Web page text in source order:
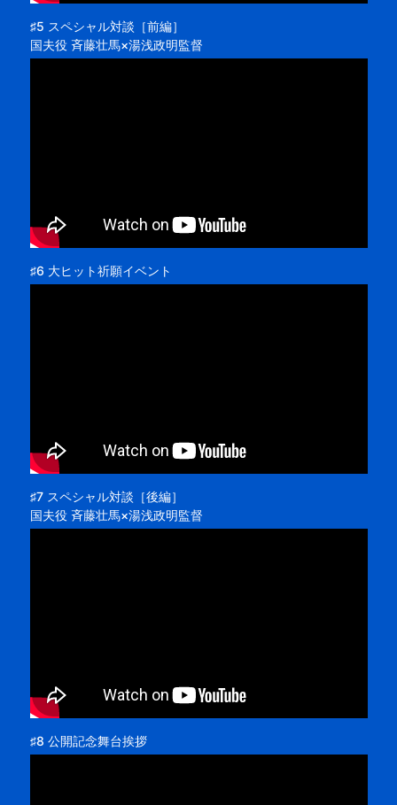
♯5 スペシャル対談［前編］
国夫役 斉藤壮馬×湯浅政明監督
♯6 大ヒット祈願イベント
♯7 スペシャル対談［後編］
国夫役 斉藤壮馬×湯浅政明監督
♯8 公開記念舞台挨拶